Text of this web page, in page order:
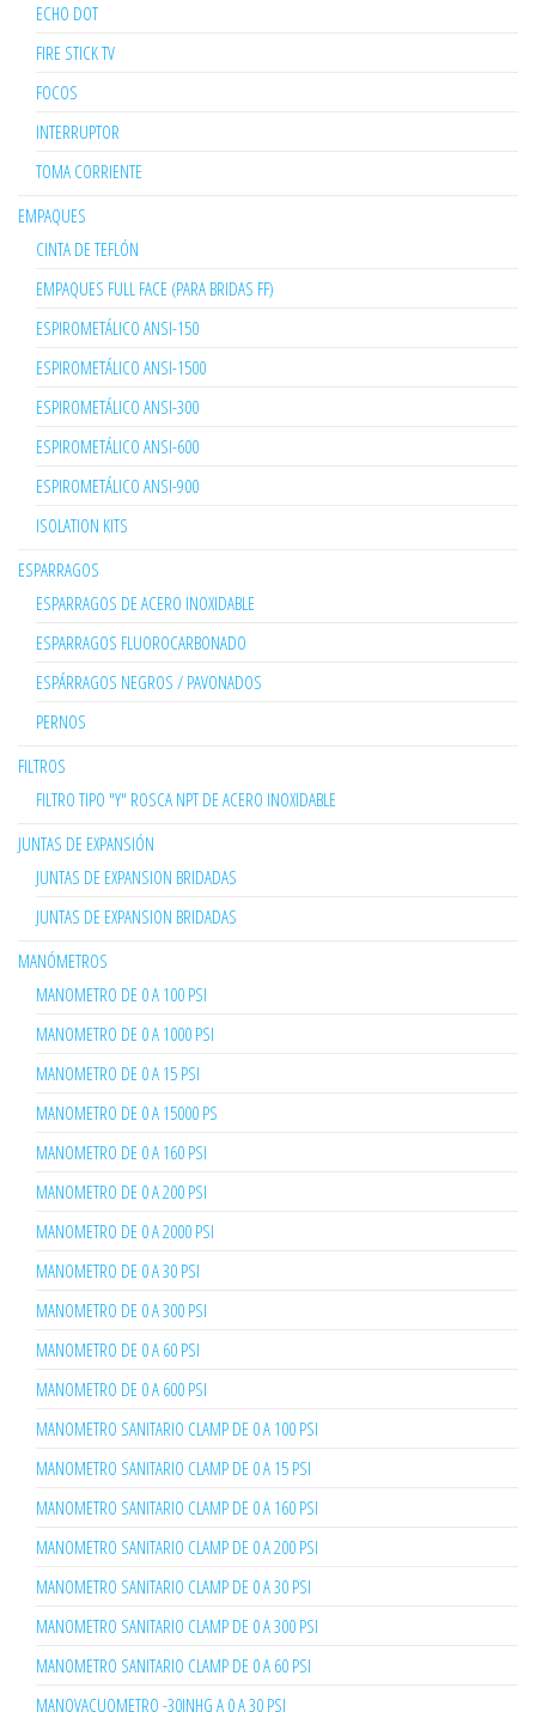
ECHO DOT
FIRE STICK TV
FOCOS
INTERRUPTOR
TOMA CORRIENTE
EMPAQUES
CINTA DE TEFLÓN
EMPAQUES FULL FACE (PARA BRIDAS FF)
ESPIROMETÁLICO ANSI-150
ESPIROMETÁLICO ANSI-1500
ESPIROMETÁLICO ANSI-300
ESPIROMETÁLICO ANSI-600
ESPIROMETÁLICO ANSI-900
ISOLATION KITS
ESPARRAGOS
ESPARRAGOS DE ACERO INOXIDABLE
ESPARRAGOS FLUOROCARBONADO
ESPÁRRAGOS NEGROS / PAVONADOS
PERNOS
FILTROS
FILTRO TIPO "Y" ROSCA NPT DE ACERO INOXIDABLE
JUNTAS DE EXPANSIÓN
JUNTAS DE EXPANSION BRIDADAS
JUNTAS DE EXPANSION BRIDADAS
MANÓMETROS
MANOMETRO DE 0 A 100 PSI
MANOMETRO DE 0 A 1000 PSI
MANOMETRO DE 0 A 15 PSI
MANOMETRO DE 0 A 15000 PS
MANOMETRO DE 0 A 160 PSI
MANOMETRO DE 0 A 200 PSI
MANOMETRO DE 0 A 2000 PSI
MANOMETRO DE 0 A 30 PSI
MANOMETRO DE 0 A 300 PSI
MANOMETRO DE 0 A 60 PSI
MANOMETRO DE 0 A 600 PSI
MANOMETRO SANITARIO CLAMP DE 0 A 100 PSI
MANOMETRO SANITARIO CLAMP DE 0 A 15 PSI
MANOMETRO SANITARIO CLAMP DE 0 A 160 PSI
MANOMETRO SANITARIO CLAMP DE 0 A 200 PSI
MANOMETRO SANITARIO CLAMP DE 0 A 30 PSI
MANOMETRO SANITARIO CLAMP DE 0 A 300 PSI
MANOMETRO SANITARIO CLAMP DE 0 A 60 PSI
MANOVACUOMETRO -30INHG A 0 A 30 PSI